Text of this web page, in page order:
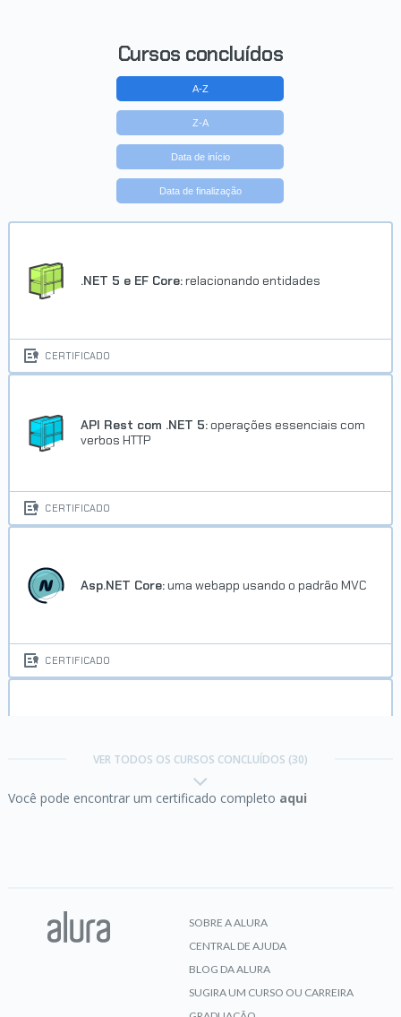
Cursos concluídos
A-Z
Z-A
Data de início
Data de finalização
.NET 5 e EF Core: relacionando entidades
CERTIFICADO
API Rest com .NET 5: operações essenciais com
verbos HTTP
CERTIFICADO
Asp.NET Core: uma webapp usando o padrão MVC
CERTIFICADO
VER TODOS OS CURSOS CONCLUÍDOS (30)
Você pode encontrar um certificado completo aqui
SOBRE A ALURA
CENTRAL DE AJUDA
BLOG DA ALURA
SUGIRA UM CURSO OU CARREIRA